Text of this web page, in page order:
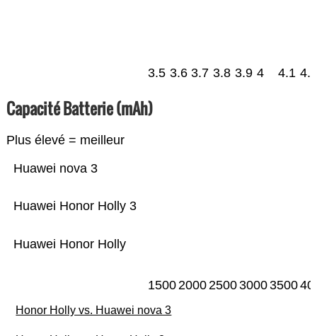
3.5 3.6 3.7 3.8 3.9 4 4.1 4.2
Capacité Batterie (mAh)
Plus élevé = meilleur
Huawei Honor Holly
Huawei Honor Holly 3
Huawei nova 3
15002000250030003500
Honor Holly vs. Huawei nova 3